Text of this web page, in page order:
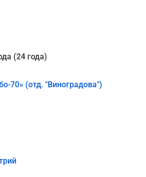
(24 года)
70» (отд. "Виноградова")